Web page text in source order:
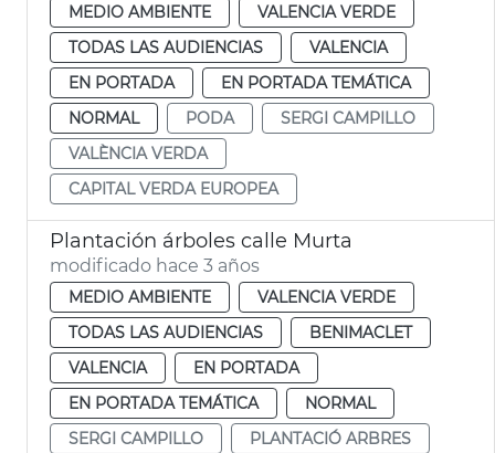
MEDIO AMBIENTE
VALENCIA VERDE
TODAS LAS AUDIENCIAS
VALENCIA
EN PORTADA
EN PORTADA TEMÁTICA
NORMAL
PODA
SERGI CAMPILLO
VALÈNCIA VERDA
CAPITAL VERDA EUROPEA
Plantación árboles calle Murta
modificado hace 3 años
MEDIO AMBIENTE
VALENCIA VERDE
TODAS LAS AUDIENCIAS
BENIMACLET
VALENCIA
EN PORTADA
EN PORTADA TEMÁTICA
NORMAL
SERGI CAMPILLO
PLANTACIÓ ARBRES